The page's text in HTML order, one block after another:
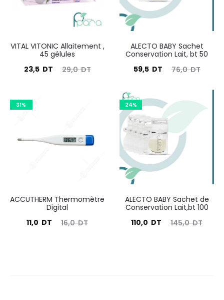
VITAL VITONIC Allaitement ,
45 gélules
29,0DT
Le
initial
DT.
23,5 DT
actuel
DT.
ALECTO BABY Sachet
Conservation Lait, bt 50
76,0DT
Le
initial
était :
76,0
DT.
59,5 DT
actuel
est :
59,5
31%
ACCUTHERM Thermomètre
Digital
16,0DT
Le
11,0 DT
Le
24%
ALECTO BABY Sachet de
Conservation Lait,bt 100
145,0DT
Le
110,0 DT
Le